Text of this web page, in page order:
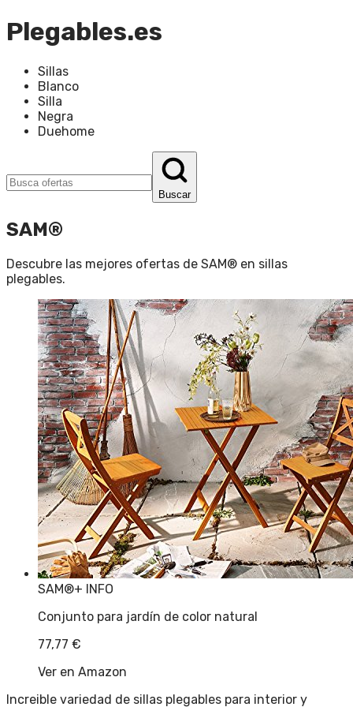
Plegables.es
Sillas
Blanco
Silla
Negra
Duehome
Buscar
SAM®
Descubre las mejores ofertas de SAM® en sillas
plegables.
SAM®+ INFO
Conjunto para jardín de color natural
77,77 €
Ver en Amazon
Increible variedad de sillas plegables para interior y